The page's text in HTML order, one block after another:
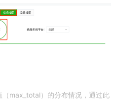
max_total）的分布情况，通过此